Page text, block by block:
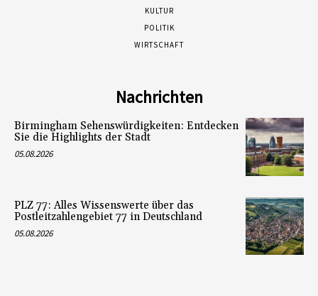
KULTUR
POLITIK
WIRTSCHAFT
Nachrichten
Birmingham Sehenswürdigkeiten: Entdecken
Sie die Highlights der Stadt
05.08.2026
PLZ 77: Alles Wissenswerte über das
Postleitzahlengebiet 77 in Deutschland
05.08.2026